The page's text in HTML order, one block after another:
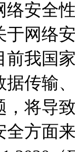
络安全
于网络
我国
传输
将导
全方面